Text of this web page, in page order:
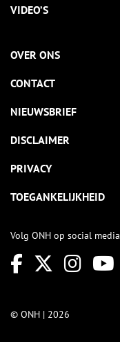
VIDEO’S
OVER ONS
CONTACT
NIEUWSBRIEF
DISCLAIMER
PRIVACY
TOEGANKELIJKHEID
Volg ONH op social media
© ONH | 2026